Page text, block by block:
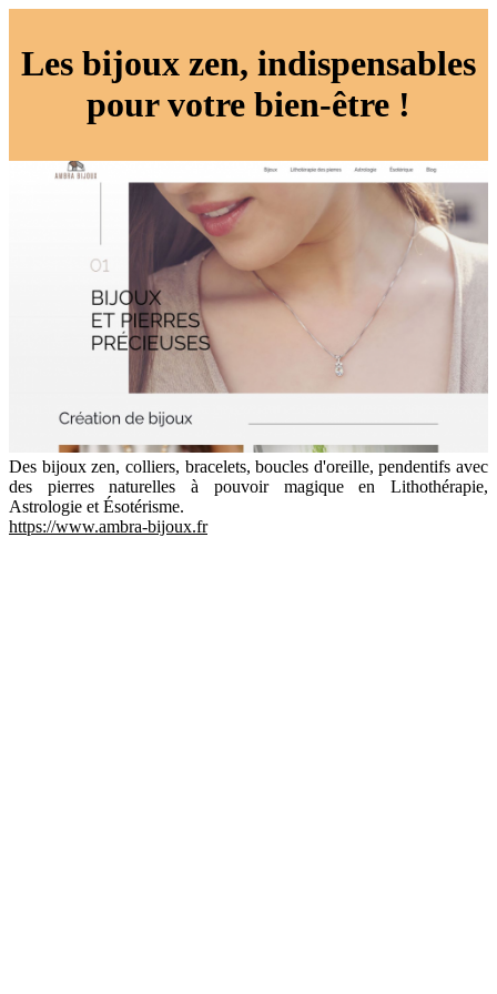
Les bijoux zen, indispensables
pour votre bien-être !
Des bijoux zen, colliers, bracelets, boucles d'oreille, pendentifs avec
des pierres naturelles à pouvoir magique en Lithothérapie,
Astrologie et Ésotérisme.
https://www.ambra-bijoux.fr